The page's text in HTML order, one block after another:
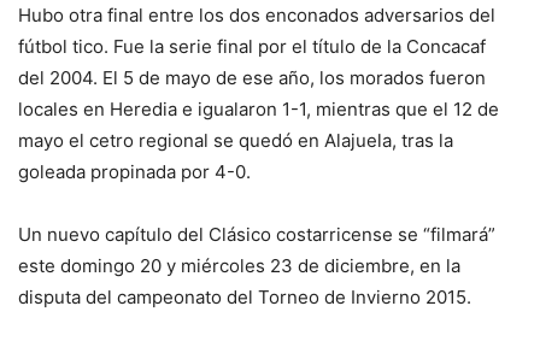
Hubo otra final entre los dos enconados adversarios del
fútbol tico. Fue la serie final por el título de la Concacaf
del 2004. El 5 de mayo de ese año, los morados fueron
locales en Heredia e igualaron 1-1, mientras que el 12 de
mayo el cetro regional se quedó en Alajuela, tras la
goleada propinada por 4-0.
Un nuevo capítulo del Clásico costarricense se “filmará”
este domingo 20 y miércoles 23 de diciembre, en la
disputa del campeonato del Torneo de Invierno 2015.